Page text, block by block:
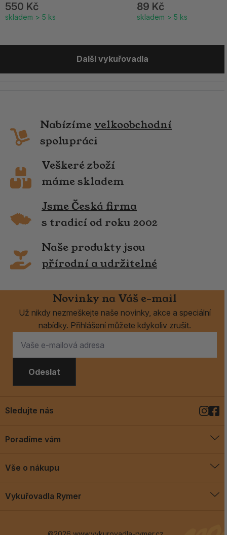
550 Kč
skladem > 5 ks
89 Kč
skladem > 5 ks
Další vykuřovadla
Nabízíme velkoobchodní
spolupráci
Veškeré zboží
máme skladem
Jsme Česká firma
s tradicí od roku 2002
Naše produkty jsou
přírodní a udržitelné
Novinky na Váš e-mail
Už nikdy nezmeškejte naše novinky, akce a speciální
nabídky. Přihlášení můžete kdykoliv zrušit.
Odeslat
Poradíme vám
Blog
Vše o nákupu
Vykuřovadla Rymer
Sledujte nás